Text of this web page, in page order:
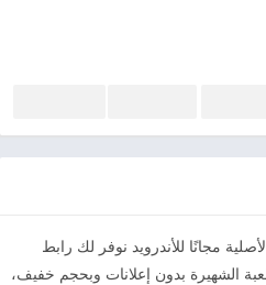
مجانًا للأندرويد نوفر لك رابط
الشهيرة بدون إعلانات وبحجم خفيف،